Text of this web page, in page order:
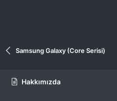
Samsung Galaxy (Core Serisi)
Hakkımızda